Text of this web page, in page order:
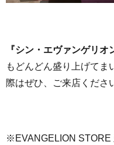
『シン・エヴァンゲリオ
もどんどん盛り上げてま
際はぜひ、ご来店くださ
※EVANGELION STORE